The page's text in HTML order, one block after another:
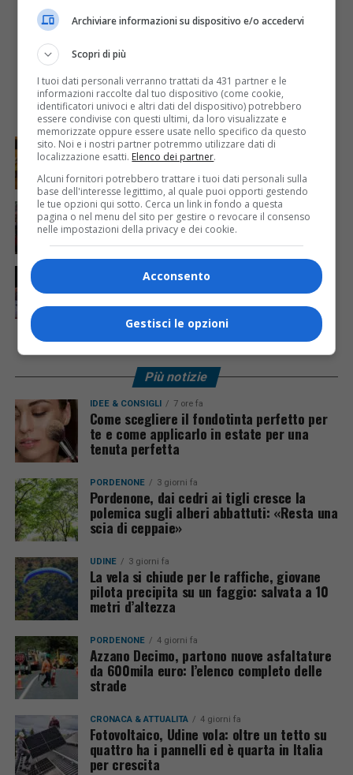
REGIONE FVG 6 giorni fa
Muggia, dal 6 agosto sei volontari affiancheranno la
Polizia locale: come funzionerà il servizio
CALCIO 6 giorni fa
Trieste, la tribuna dello stadio Rocco intitolata a
Mario Biasin: scoperta la targa in sua memoria
7 giorni fa
Boxe, Sara Lombardi conquista il titolo italiano
davanti al pubblico di Trieste
Più notizie
IDEE & CONSIGLI 7 ore fa
Come scegliere il fondotinta perfetto per
te e come applicarlo in estate per una
tenuta perfetta
PORDENONE 3 giorni fa
Pordenone, dai cedri ai tigli cresce la
polemica sugli alberi abbattuti: «Resta una
scia di ceppaie»
UDINE 3 giorni fa
La vela si chiude per le raffiche, giovane
pilota precipita su un faggio: salvata a 10
metri d’altezza
PORDENONE 4 giorni fa
Azzano Decimo, partono nuove asfaltature
da 600mila euro: l’elenco completo delle
strade
CRONACA & ATTUALITÀ 4 giorni fa
Fotovoltaico, Udine vola: oltre un tetto su
quattro ha i pannelli ed è quarta in Italia
per crescita
Archiviare informazioni su dispositivo e/o accedervi
Scopri di più
I tuoi dati personali verranno trattati da 431 partner e le
informazioni raccolte dal tuo dispositivo (come cookie,
identificatori univoci e altri dati del dispositivo) potrebbero
essere condivise con questi ultimi, da loro visualizzate e
memorizzate oppure essere usate nello specifico da questo
sito. Noi e i nostri partner potremmo utilizzare dati di
localizzazione esatti. Elenco dei partner.
Alcuni fornitori potrebbero trattare i tuoi dati personali sulla
base dell'interesse legittimo, al quale puoi opporti gestendo
le tue opzioni qui sotto. Cerca un link in fondo a questa
pagina o nel menu del sito per gestire o revocare il consenso
nelle impostazioni della privacy e dei cookie.
Acconsento
Gestisci le opzioni